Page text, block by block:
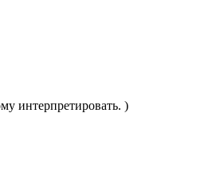
интерпретировать. )